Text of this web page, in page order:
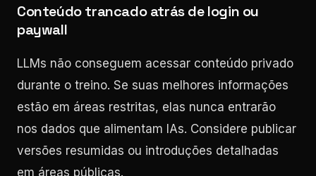
Conteúdo trancado atrás de login ou
paywall
LLMs não conseguem acessar conteúdo privado
durante o treino. Se suas melhores informações
estão em áreas restritas, elas nunca entrarão
nos dados que alimentam IAs. Considere publicar
versões resumidas ou introduções detalhadas
em áreas públicas.